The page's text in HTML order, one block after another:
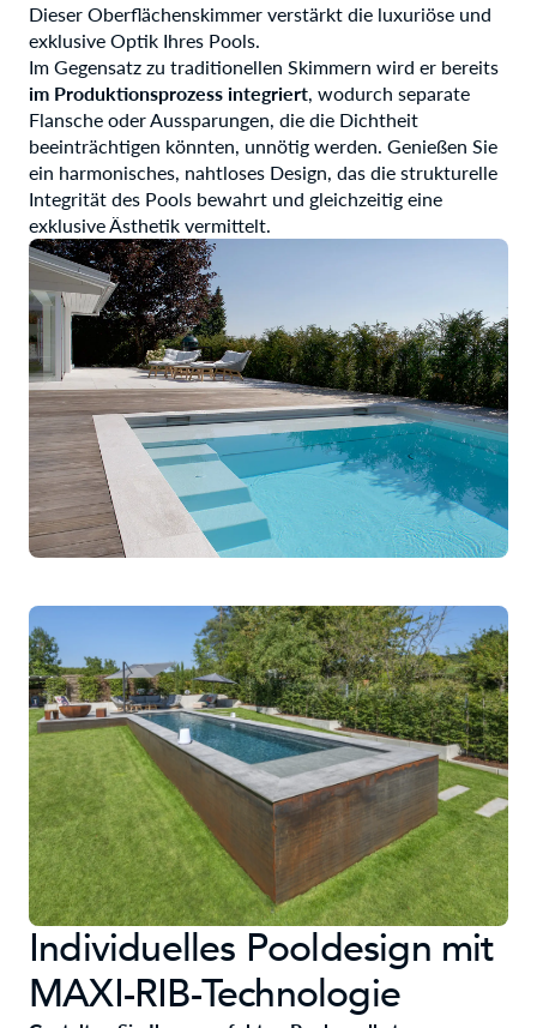
Dieser Oberflächenskimmer verstärkt die luxuriöse und
exklusive Optik Ihres Pools.
Im Gegensatz zu traditionellen Skimmern wird er bereits
im Produktionsprozess integriert , wodurch separate
Flansche oder Aussparungen, die die Dichtheit
beeinträchtigen könnten, unnötig werden. Genießen Sie
ein harmonisches, nahtloses Design, das die strukturelle
Integrität des Pools bewahrt und gleichzeitig eine
exklusive Ästhetik vermittelt.
Individuelles Pooldesign mit
MAXI-RIB-Technologie